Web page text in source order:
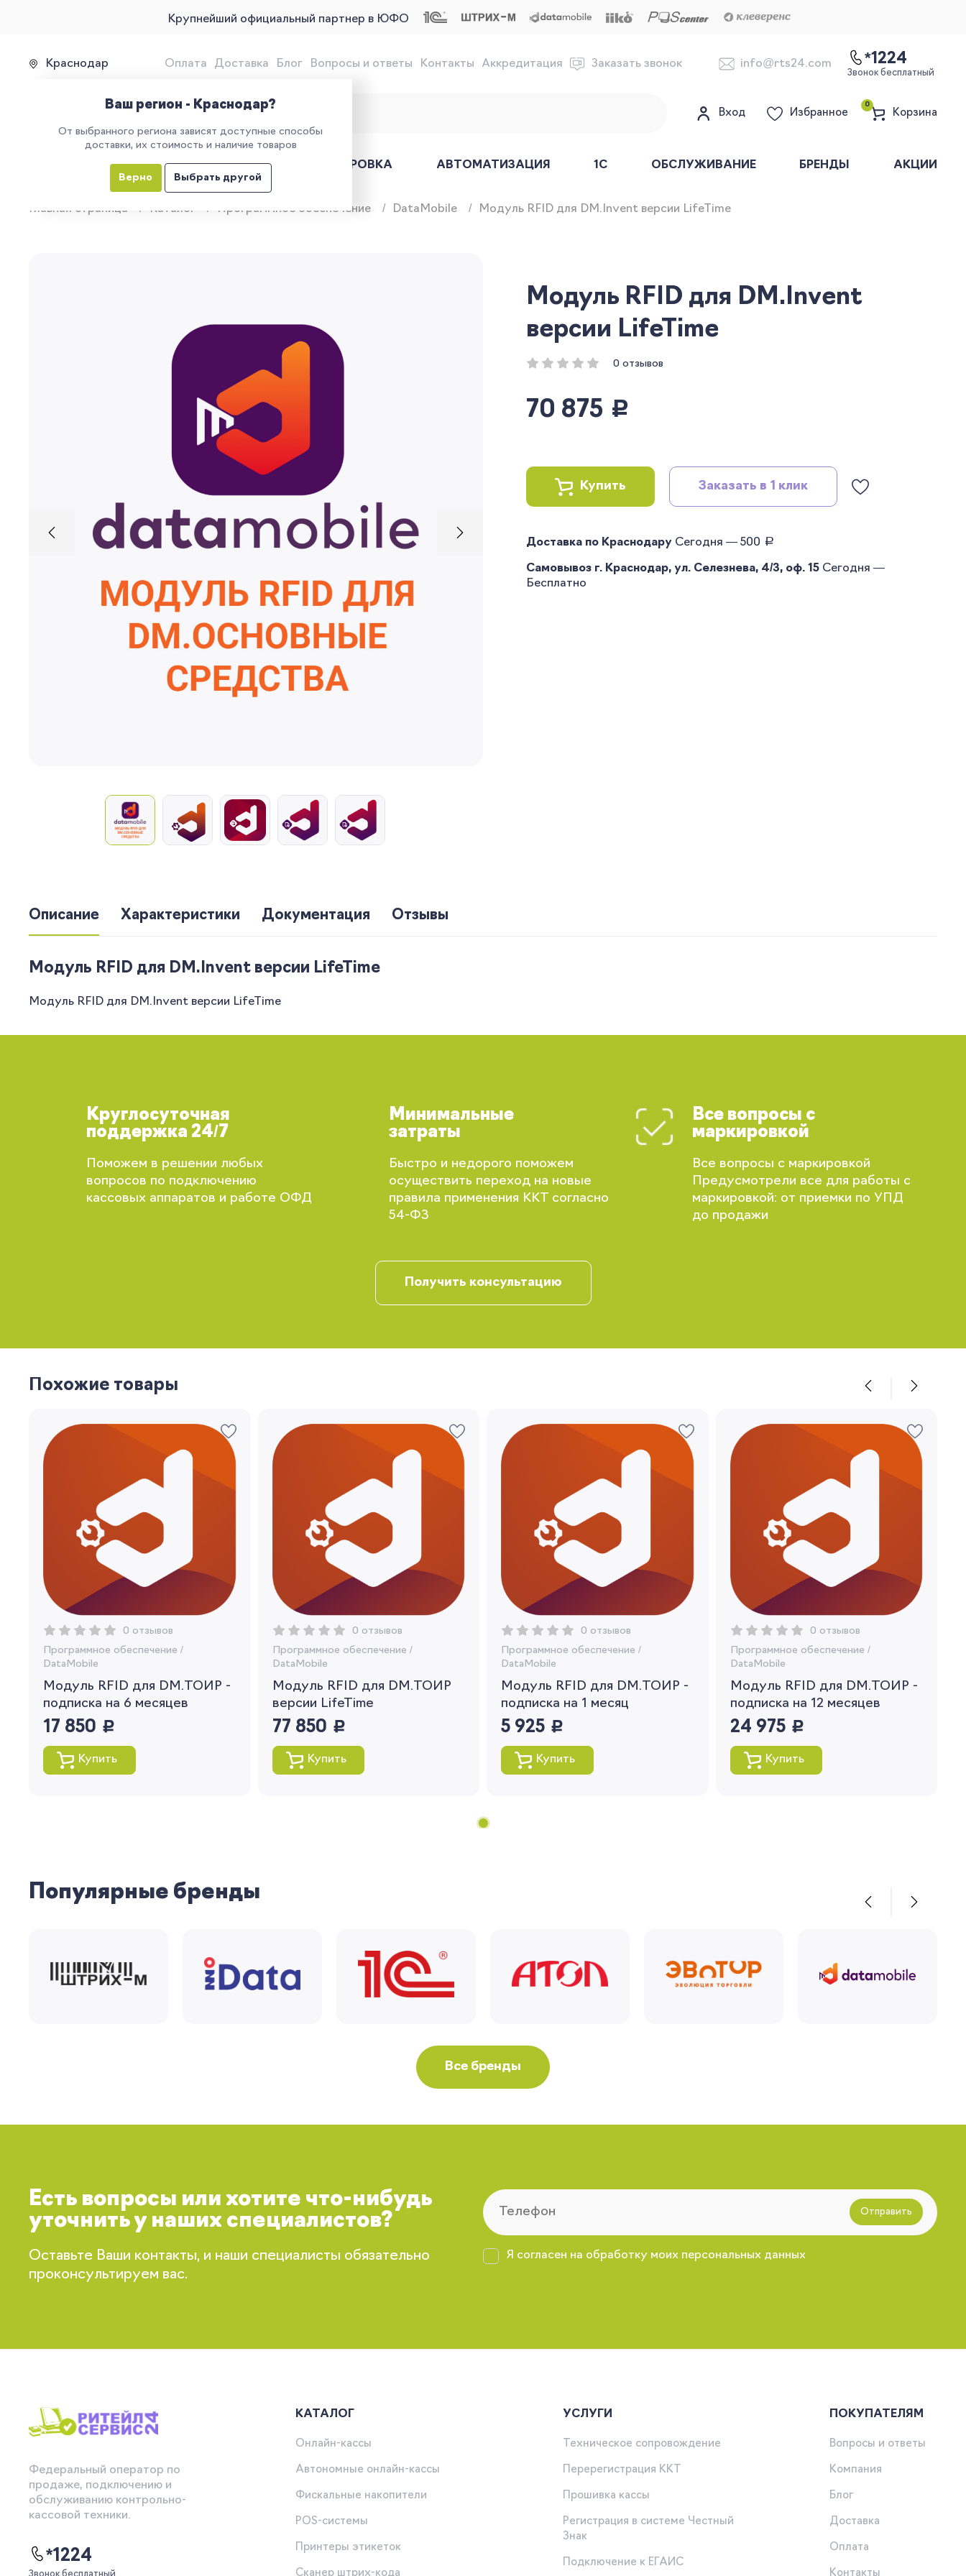
Крупнейший официальный партнер в ЮФО
Краснодар Оплата Доставка Блог Вопросы и ответы Контакты Аккредитация Заказать звонок info@rts24.com *1224
Звонок бесплатный
Продажа, подключение и обслуживание онлайн-касс
Вход Избранное
0
Корзина
УСЛУГИ ЕГАИС МАРКИРОВКА АВТОМАТИЗАЦИЯ 1С ОБСЛУЖИВАНИЕ БРЕНДЫ АКЦИИ
Главная страница Каталог Программное обеспечение DataMobile Модуль RFID для DM.Invent версии LifeTime
Модуль RFID для DM.Invent
версии LifeTime
0 отзывов
70 875 руб.
Купить Заказать в 1 клик
Доставка по Краснодару Сегодня — 500 руб.
Самовывоз г. Краснодар, ул. Селезнева, 4/3, оф. 15 Сегодня —
Бесплатно
Описание Характеристики Документация Отзывы
Модуль RFID для DM.Invent версии LifeTime
Модуль RFID для DM.Invent версии LifeTime
Круглосуточная
поддержка 24/7
Поможем в решении любых
вопросов по подключению
кассовых аппаратов и работе ОФД
Минимальные
затраты
Быстро и недорого поможем
осуществить переход на новые
правила применения ККТ согласно
54-ФЗ
Все вопросы с
маркировкой
Все вопросы с маркировкой
Предусмотрели все для работы с
маркировкой: от приемки по УПД
до продажи
Получить консультацию
Похожие товары
0 отзывов
Программное обеспечение /
DataMobile
Модуль RFID для DM.ТОИР -
подписка на 6 месяцев
17 850 руб.
Купить
0 отзывов
Программное обеспечение /
DataMobile
Модуль RFID для DM.ТОИР
версии LifeTime
77 850 руб.
Купить
0 отзывов
Программное обеспечение /
DataMobile
Модуль RFID для DM.ТОИР -
подписка на 1 месяц
5 925 руб.
Купить
0 отзывов
Программное обеспечение /
DataMobile
Модуль RFID для DM.ТОИР -
подписка на 12 месяцев
24 975 руб.
Купить
Популярные бренды
Все бренды
Есть вопросы или хотите что-нибудь
уточнить у наших специалистов?
Оставьте Ваши контакты, и наши специалисты обязательно
проконсультируем вас.
Отправить
Я согласен на обработку моих персональных данных
Федеральный оператор по
продаже, подключению и
обслуживанию контрольно-
кассовой техники.
*1224
КАТАЛОГ
Онлайн-кассы
Автономные онлайн-кассы
Фискальные накопители
POS-системы
Принтеры этикеток
Сканер штрих-кода
УСЛУГИ
Техническое сопровождение
Перерегистрация ККТ
Прошивка кассы
Регистрация в системе Честный
Знак
Подключение к ЕГАИС
ПОКУПАТЕЛЯМ
Вопросы и ответы
Компания
Блог
Доставка
Оплата
Контакты
Вы сможете отслеживать статус своих
заказов и получать индивидуальные
рекомендации
Я согласен на обработку моих
персональных данных
Вернуться
Вы сможете отслеживать статус своих
заказов и получать индивидуальные
рекомендации
Ваш регион - Краснодар?
От выбранного региона зависят доступные способы
доставки, их стоимость и наличие товаров
Верно Выбрать другой